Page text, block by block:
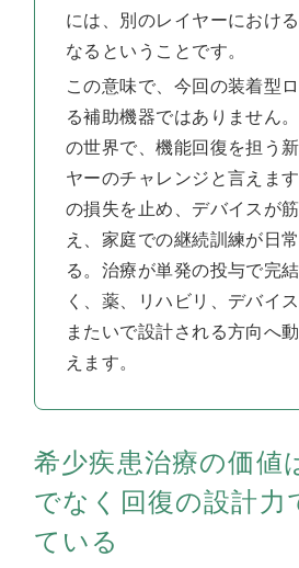
には、別のレイヤーにおけ
なるということです。
この意味で、今回の装着型
る補助機器ではありません
の世界で、機能回復を担う
ヤーのチャレンジと言えま
の損失を止め、デバイスが
え、家庭での継続訓練が日
る。治療が単発の投与で完
く、薬、リハビリ、デバイ
またいで設計される方向へ
えます。
希少疾患治療の価値
でなく回復の設計力
ている